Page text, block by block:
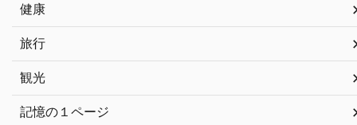
健康
旅行
観光
記憶の１ページ